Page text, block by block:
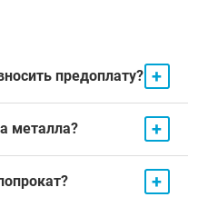
предоплату? +
металла? +
+